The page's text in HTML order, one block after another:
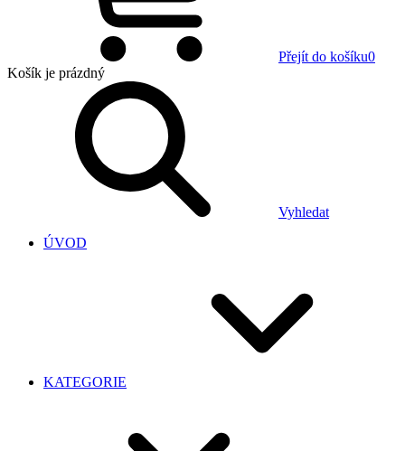
Přejít do košíku0
Košík je prázdný
Vyhledat
ÚVOD
KATEGORIE